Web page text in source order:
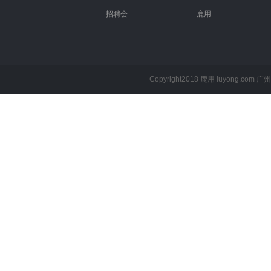
招聘会 鹿用
Copyright2018 鹿用 luyong.com 广